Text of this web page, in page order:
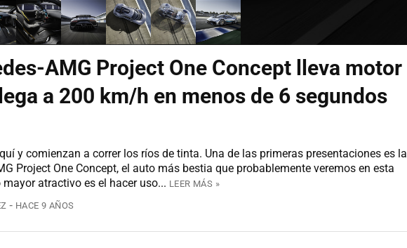
AMG Project One Concept lleva motor
a 200 km/h en menos de 6 segundos
y comienzan a correr los ríos de tinta. Una de las primeras presentaciones es la
Project One Concept, el auto más bestia que probablemente veremos en esta
atractivo es el hacer uso... LEER MÁS »
HACE 9 AÑOS